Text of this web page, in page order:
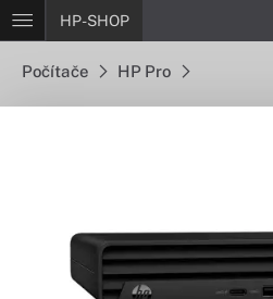
HP-SHOP
Počítače HP Pro